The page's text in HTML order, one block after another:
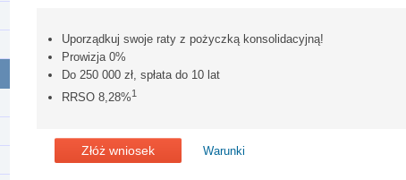
Uporządkuj swoje raty z pożyczką konsolidacyjną!
Prowizja 0%
Do 250 000 zł, spłata do 10 lat
RRSO 8,28%1
Złóż wniosek Warunki